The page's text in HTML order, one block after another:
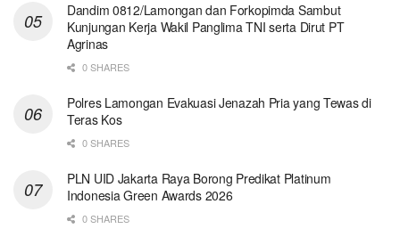
Dandim 0812/Lamongan dan Forkopimda Sambut
Kunjungan Kerja Wakil Panglima TNI serta Dirut PT
Agrinas
0 SHARES
Polres Lamongan Evakuasi Jenazah Pria yang Tewas di
Teras Kos
0 SHARES
PLN UID Jakarta Raya Borong Predikat Platinum
Indonesia Green Awards 2026
0 SHARES